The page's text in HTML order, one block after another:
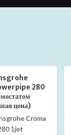
280
цена)
Croma
1jet